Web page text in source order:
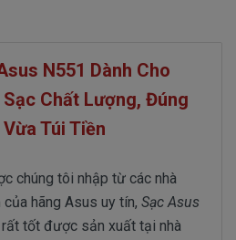
N551 Dành Cho
Chất Lượng, Đúng
Vừa Túi Tiền
chúng tôi nhập từ các nhà
hãng Asus uy tín, Sạc Asus
tốt được sản xuất tại nhà